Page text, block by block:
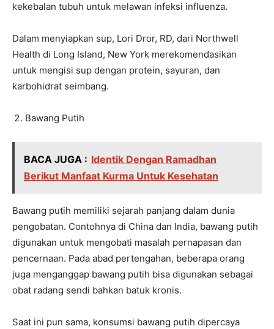
kekebalan tubuh untuk melawan infeksi influenza.
Dalam menyiapkan sup, Lori Dror, RD, dari Northwell
Health di Long Island, New York merekomendasikan
untuk mengisi sup dengan protein, sayuran, dan
karbohidrat seimbang.
Bawang Putih
BACA JUGA : Identik Dengan Ramadhan
Berikut Manfaat Kurma Untuk Kesehatan
Bawang putih memiliki sejarah panjang dalam dunia
pengobatan. Contohnya di China dan India, bawang putih
digunakan untuk mengobati masalah pernapasan dan
pencernaan. Pada abad pertengahan, beberapa orang
juga menganggap bawang putih bisa digunakan sebagai
obat radang sendi bahkan batuk kronis.
Saat ini pun sama, konsumsi bawang putih dipercaya